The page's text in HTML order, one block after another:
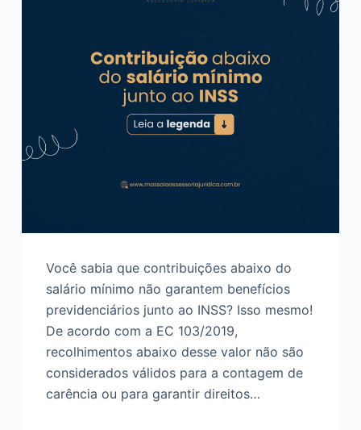
Você sabia que contribuições abaixo do
salário mínimo não garantem benefícios
previdenciários junto ao INSS? Isso mesmo!
De acordo com a EC 103/2019,
recolhimentos abaixo desse valor não são
considerados válidos para a contagem de
carência ou para garantir direitos…